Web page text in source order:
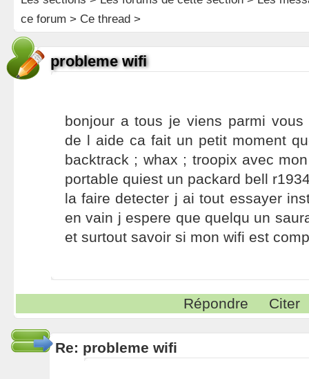
ce forum > Ce thread >
probleme wifi
bonjour a tous je viens parmi vous
de l aide ca fait un petit moment
backtrack ; whax ; troopix avec
portable quiest un packard bell
la faire detecter j ai tout essayer
en vain j espere que quelqu un
et surtout savoir si mon wifi est
Répondre Citer
Re: probleme wifi